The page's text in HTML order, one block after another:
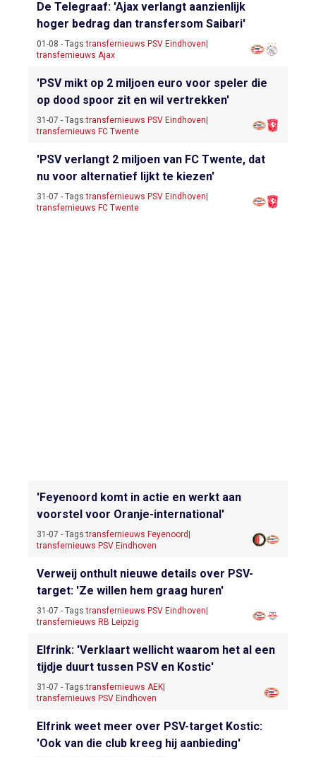
De Telegraaf: 'Ajax verlangt aanzienlijk
hoger bedrag dan transfersom Saibari'
01-08 - Tags:transfernieuws PSV Eindhoven
transfernieuws Ajax
'PSV mikt op 2 miljoen euro voor speler die
op dood spoor zit en wil vertrekken'
31-07 - Tags:transfernieuws PSV Eindhoven
transfernieuws FC Twente
'PSV verlangt 2 miljoen van FC Twente, dat
nu voor alternatief lijkt te kiezen'
31-07 - Tags:transfernieuws PSV Eindhoven
transfernieuws FC Twente
'Feyenoord komt in actie en werkt aan
voorstel voor Oranje-international'
31-07 - Tags:transfernieuws Feyenoord
transfernieuws PSV Eindhoven
Verweij onthult nieuwe details over PSV-
target: 'Ze willen hem graag huren'
31-07 - Tags:transfernieuws PSV Eindhoven
transfernieuws RB Leipzig
Elfrink: 'Verklaart wellicht waarom het al een
tijdje duurt tussen PSV en Kostic'
31-07 - Tags:transfernieuws AEK
transfernieuws PSV Eindhoven
Elfrink weet meer over PSV-target Kostic:
'Ook van die club kreeg hij aanbieding'